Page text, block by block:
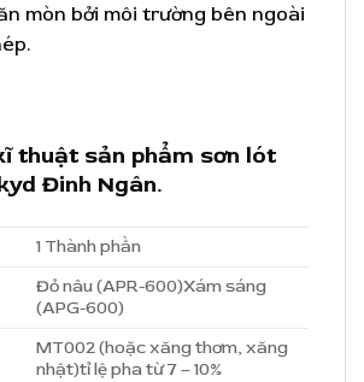
mòn bởi môi trường bên ngoài
thuật sản phẩm sơn lót
Đinh Ngân.
1 Thành phần
Đỏ nâu (APR-600)Xám sáng
(APG-600)
MT002 (hoặc xăng thơm, xăng
nhật)tỉ lệ pha từ 7 – 10%